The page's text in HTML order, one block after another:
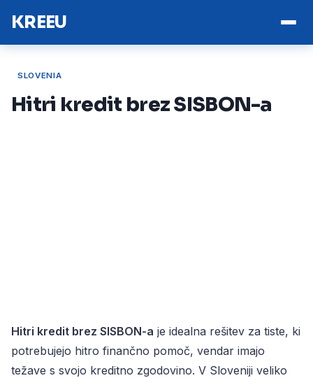
KREEU
SLOVENIA
Hitri kredit brez SISBON-a
Hitri kredit brez SISBON-a je idealna rešitev za tiste, ki
potrebujejo hitro finančno pomoč, vendar imajo
težave s svojo kreditno zgodovino. V Sloveniji veliko